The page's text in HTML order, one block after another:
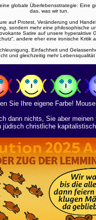
globale Überlebensstrategie: Eine
das, was wir tun.
auf Protest, Veränderung und
sondern mehr eine philosophische
Satire auf unsere hyperaktive
andere eher eine ironische Kritik
Einfachheit und
und gleichzeitig mehr Lebensqualität
Sie Ihre eigene Farbe!
dann nichts, Sie aber meinen
christliche